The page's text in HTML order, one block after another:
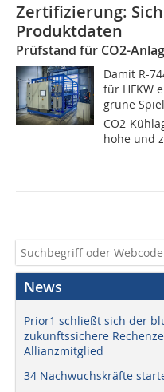
Zertifizierung:
Produktdaten
Prüfstand für CO2-
Damit R-
für HFKW
grüne
CO2-
hohe und
News
Prior1 schließt sich der
zukunftssichere
Allianzmitglied
34 Nachwuchskräfte